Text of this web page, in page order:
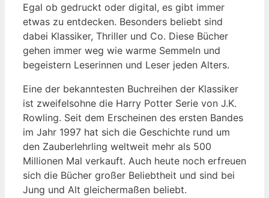
Egal ob gedruckt oder digital, es gibt immer
etwas zu entdecken. Besonders beliebt sind
dabei Klassiker, Thriller und Co. Diese Bücher
gehen immer weg wie warme Semmeln und
begeistern Leserinnen und Leser jeden Alters.
Eine der bekanntesten Buchreihen der Klassiker
ist zweifelsohne die Harry Potter Serie von J.K.
Rowling. Seit dem Erscheinen des ersten Bandes
im Jahr 1997 hat sich die Geschichte rund um
den Zauberlehrling weltweit mehr als 500
Millionen Mal verkauft. Auch heute noch erfreuen
sich die Bücher großer Beliebtheit und sind bei
Jung und Alt gleichermaßen beliebt.